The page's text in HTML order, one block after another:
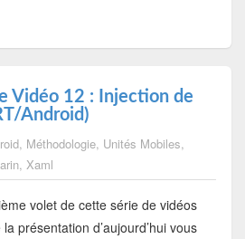
Vidéo 12 : Injection de
Android)
, Méthodologie, Unités Mobiles,
, Xaml
volet de cette série de vidéos
présentation d’aujourd’hui vous